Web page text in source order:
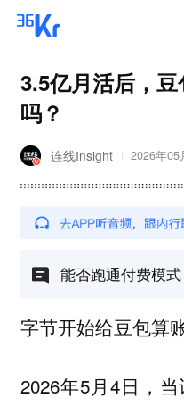
3.5亿月活后，
吗？
连线Insight 2026年05
能否跑通付费模式
字节开始给豆包算账
2026年5月4日，